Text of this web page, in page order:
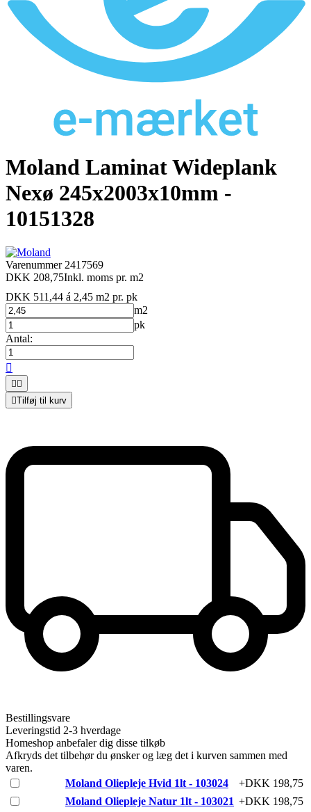
Moland Laminat Wideplank
Nexø 245x2003x10mm -
10151328
Varenummer 2417569
DKK 208,75Inkl. moms pr. m2
DKK 511,44 á 2,45 m2 pr. pk
m2
pk
Antal:

 
Tilføj til kurv
Bestillingsvare
Leveringstid 2-3 hverdage
Homeshop anbefaler dig disse tilkøb
Afkryds det tilbehør du ønsker og læg det i kurven sammen med
varen.
Moland Oliepleje Hvid 1lt - 103024
+DKK 198,75
Moland Oliepleje Natur 1lt - 103021 +DKK 198,75